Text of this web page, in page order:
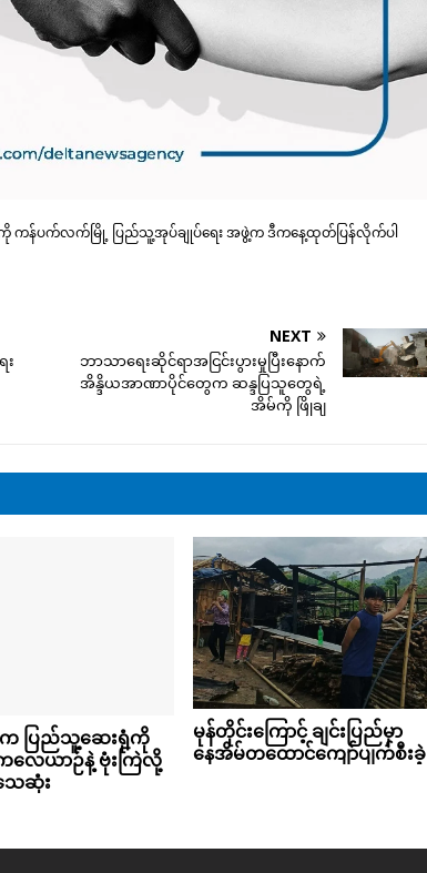
ကန်ပက်လက်မြို့ ပြည်သူ့အုပ်ချုပ်ရေး အဖွဲ့က ဒီကနေ့ထုတ်ပြန်လိုက်ပါ
း
NEXT
ဘာသာရေးဆိုင်ရာအငြင်းပွားမှုပြီးနောက်
အိန္ဒိယအာဏာပိုင်တွေက ဆန္ဒပြသူတွေရဲ့
အိမ်ကို ဖြိုချ
က ပြည်သူ့ဆေးရုံကို
လေယာဉ်နဲ့ ဗုံးကြဲလို့
ေဆုံး
မုန်တိုင်းကြောင့် ချင်းပြည်မှာ
နေအိမ်တထောင်ကျော်ပျက်စီးခဲ့